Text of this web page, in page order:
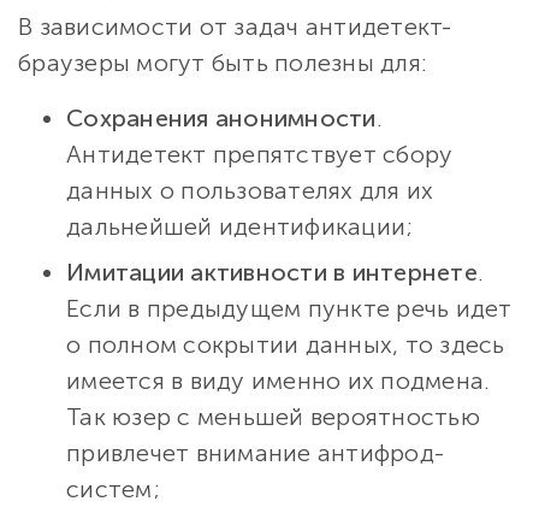
В зависимости от задач антидетект-
браузеры могут быть полезны для:
Сохранения анонимности.
Антидетект препятствует сбору
данных о пользователях для их
дальнейшей идентификации;
Имитации активности в интернете.
Если в предыдущем пункте речь идет
о полном сокрытии данных, то здесь
имеется в виду именно их подмена.
Так юзер с меньшей вероятностью
привлечет внимание антифрод-
систем;